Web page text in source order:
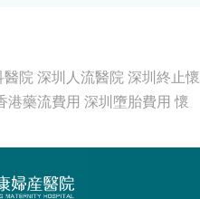
醫院深圳人流醫院深圳終止懷
港藥流費用 深圳墮胎費用 懷